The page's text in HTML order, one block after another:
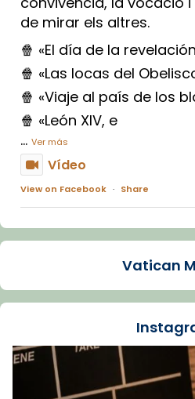
de mirar els altres.
🍿 «El día de la
🍿 «Las locas del
🍿 «Viaje al país de los
🍿 «León XIV, e
... Ver más
Vídeo
View on Facebook · Share
Arquebisbat de
La Carmina va patir
dos mesos, a l'Estadi
Recupera l'entrevista
tican News 👇
Vatican